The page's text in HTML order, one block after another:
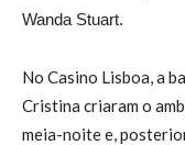
Wanda Stuart.
No Casino Lisboa, a
Cristina criaram o
meia-noite e, posteri